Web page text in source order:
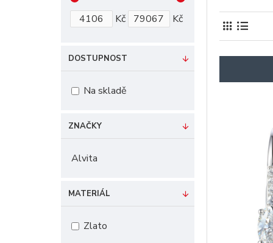
Kč Kč
ZNAČKY
Alvita
MATERIÁL
Zlato
DOSTUPNOST
Na skladě